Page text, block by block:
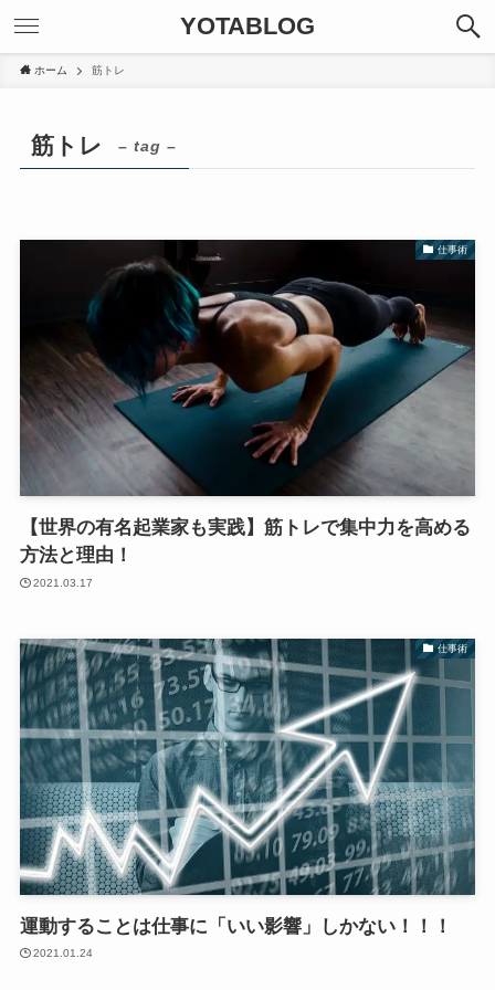
YOTABLOG
ホーム 筋トレ
筋トレ – tag –
仕事術
【世界の有名起業家も実践】筋トレで集中力を高める
方法と理由！
2021.03.17
仕事術
運動することは仕事に「いい影響」しかない！！！
2021.01.24